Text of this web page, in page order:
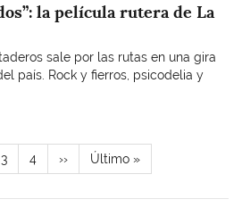
la película rutera de La
sale por las rutas en una gira
país. Rock y fierros, psicodelia y
Page
3 Page
4
Siguiente
página
››
Última
página
Último »